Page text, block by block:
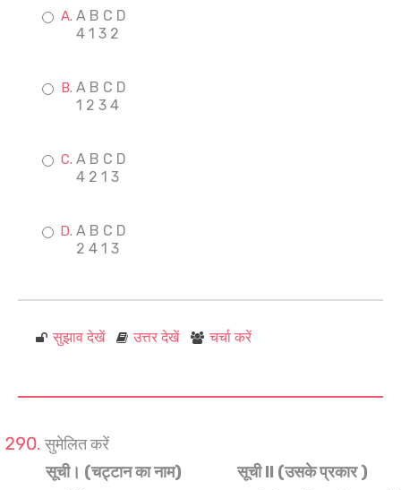
A B C D
4 1 3 2
A B C D
1 2 3 4
A B C D
4 2 1 3
A B C D
2 4 1 3
सुझाव देखें उत्तर देखें चर्चा करें
सुमेलित करें
सूची। (चट्टान का नाम)
सूची ll (उसके प्रकार )